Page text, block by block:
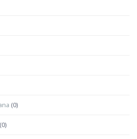
(0)
(0)